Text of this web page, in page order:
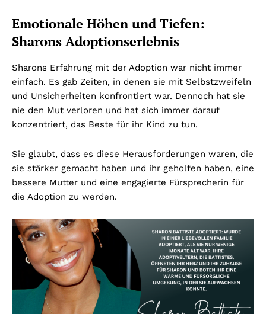
Emotionale Höhen und Tiefen:
Sharons Adoptionserlebnis
Sharons Erfahrung mit der Adoption war nicht immer
einfach. Es gab Zeiten, in denen sie mit Selbstzweifeln
und Unsicherheiten konfrontiert war. Dennoch hat sie
nie den Mut verloren und hat sich immer darauf
konzentriert, das Beste für ihr Kind zu tun.
Sie glaubt, dass es diese Herausforderungen waren, die
sie stärker gemacht haben und ihr geholfen haben, eine
bessere Mutter und eine engagierte Fürsprecherin für
die Adoption zu werden.